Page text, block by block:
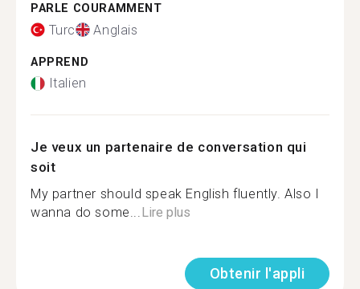
PARLE COURAMMENT
Turc Anglais
APPREND
Italien
Je veux un partenaire de conversation qui
soit
My partner should speak English fluently. Also I
wanna do some...Lire plus
Obtenir l'appli